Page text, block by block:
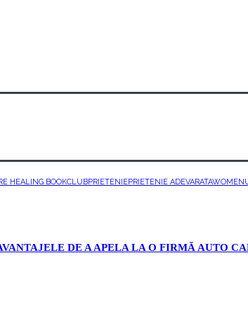
HEALING BOOKCLUBPRIETENIEPRIETENIE ADEVARATA
DE A APELA LA O FIRMĂ AUTO